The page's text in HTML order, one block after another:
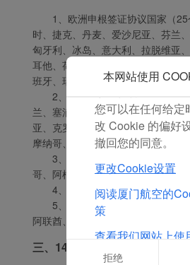
1、欧洲申根签证协议国家（25
时、捷克、丹麦、爱沙尼亚、芬兰
匈牙利、冰岛、意大利、拉脱维亚
耳他、荷兰、波兰、葡萄牙、斯洛
班牙、瑞典、瑞士、挪威；
2、欧洲其他国家（15个）：俄
兰、塞浦路斯、保加利亚、罗马尼
亚、克罗埃西亚、波黑、黑山、北
摩纳哥、白俄罗斯；
3、美洲国家（6个）：美国、
哥、阿根廷、智利；
4、大洋洲国家（2个）：澳大利
5、亚洲国家（6个）：韩国、日
阿联酋、卡塔尔。
三、144小时过境免签政策的要求
本网站使用
与您的兴趣更加契
点击“接受”即表示
放置所有的营销
点击“拒绝”，我们
您可以在任何给定
改 Cookie 的偏好
撤回您的同意。
更改Cookie设置
阅读厦门航空的
策
查看我们网站上使
Cookie的完整列表
拒绝